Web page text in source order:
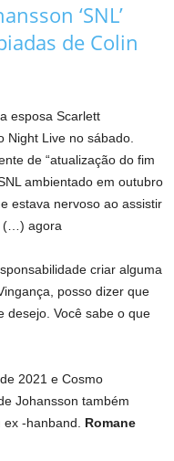
‘SNL’
de Colin
esposa Scarlett
Night Live no sábado.
de “atualização do fim
ambientado em outubro
estava nervoso ao assistir
(…) agora
criar alguma
posso dizer que
desejo. Você sabe o que
2021 e Cosmo
Johansson também
ex -hanband. Romane